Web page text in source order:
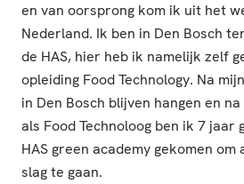
en van oorsprong kom ik uit het
Nederland. Ik ben in Den Bosch
de HAS, hier heb ik namelijk zelf
opleiding Food Technology. Na
in Den Bosch blijven hangen en
als Food Technoloog ben ik 7 jaar
HAS green academy gekomen om
slag te gaan.